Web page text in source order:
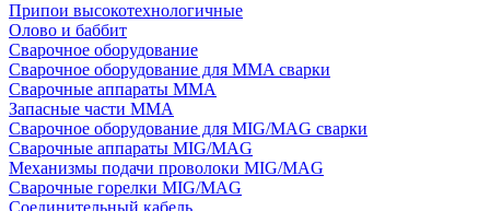
Припои высокотехнологичные
Олово и баббит
Сварочное оборудование
Сварочное оборудование для MMA сварки
Сварочные аппараты MMA
Запасные части MMA
Сварочное оборудование для MIG/MAG сварки
Сварочные аппараты MIG/MAG
Механизмы подачи проволоки MIG/MAG
Сварочные горелки MIG/MAG
Соединительный кабель